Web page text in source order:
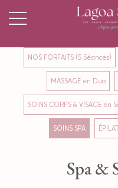
NOS FORFAITS (5 Séances)
MASSAGE en Duo
SOINS CORPS & VISAGE en
SOINS SPA
Spa &